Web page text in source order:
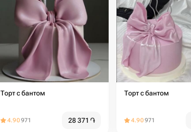
Торт с бантом
4.90971 28 371 ֏
Торт с бантом
4.90971